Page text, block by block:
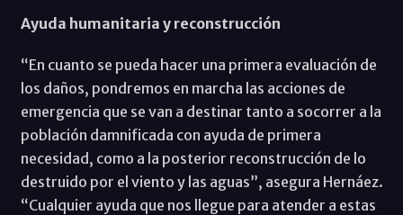
Ayuda humanitaria y reconstrucción
“En cuanto se pueda hacer una primera evaluación de
los daños, pondremos en marcha las acciones de
emergencia que se van a destinar tanto a socorrer a la
población damnificada con ayuda de primera
necesidad, como a la posterior reconstrucción de lo
destruido por el viento y las aguas”, asegura Hernáez.
“Cualquier ayuda que nos llegue para atender a estas